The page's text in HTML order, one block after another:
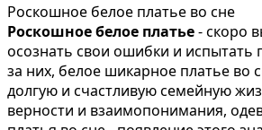
Роскошное белое платье во сне
Роскошное белое платье- скоро
осознать свои ошибки и испытать
за них, белое шикарное платье во
долгую и счастливую семейную
верности и взаимопонимания,